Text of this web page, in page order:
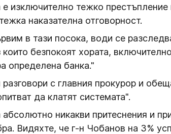
изключително тежко престъпление
наказателна отговорност.
в тази посока, води се
безпокоят хората,
определена банка."
с главния прокурор и
да клатят системата".
никакви притеснения и
Видяхте, че г-н Чобанов на 3%